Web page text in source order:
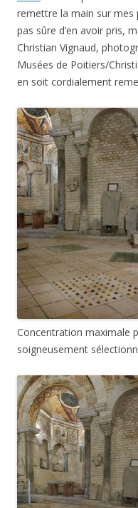
remettre la main sur mes
pas sûre d’en avoir pris,
Christian Vignaud,
Musées de Poitiers/
en soit cordialement
Concentration maximale
soigneusement